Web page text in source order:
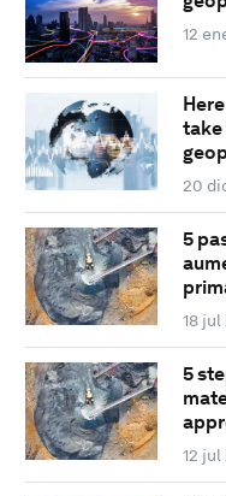
12
take
20
5
18 jul
5
12 jul